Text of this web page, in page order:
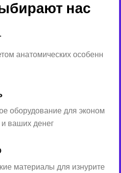
нас
анатомических особенн
оборудование для эконом
ваших денег
материалы для изнурите